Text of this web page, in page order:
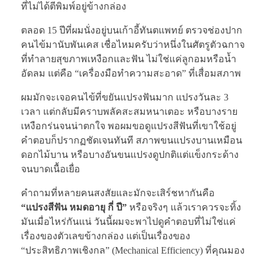
ที่ไม่ได้ตีพิมพ์อยู่ข้างกล่อง
ตลอด 15 ปีที่ผมนั่งอยู่บนเก้าอี้ทันตแพทย์ ตรวจช่องปาก
คนไข้มานับพันเคส เชื่อไหมครับว่าหนึ่งในศัตรูตัวฉกาจ
ที่ทำลายสุขภาพเหงือกและฟัน ไม่ใช่แค่ลูกอมหรือน้ำ
อัดลม แต่คือ “เครื่องมือทำความสะอาด” ที่เสื่อมสภาพ
ผมมักจะเจอคนไข้ที่ขยันแปรงฟันมาก แปรงวันละ 3
เวลา แต่กลับมีคราบพลัคสะสมหนาเตอะ หรือบางราย
เหงือกร่นจนน่าตกใจ พอผมขอดูแปรงสีฟันที่เขาใช้อยู่
คำตอบก็ปรากฏชัดเจนทันที สภาพขนแปรงบานเหมือน
ดอกไม้บาน หรือบางอันขนแปรงดูปกติแต่แข็งกระด้าง
จนบาดเนื้อเยื่อ
คำถามที่หลายคนสงสัยและมักจะเสิร์ชหากันคือ
“แปรงสีฟัน หมดอายุ กี่ ปี” หรือจริงๆ แล้วเราควรจะทิ้ง
มันเมื่อไหร่กันแน่ วันนี้ผมจะพาไปดูคำตอบที่ไม่ใช่แค่
เรื่องของตัวเลขข้างกล่อง แต่เป็นเรื่องของ
“ประสิทธิภาพเชิงกล” (Mechanical Efficiency) ที่คุณมอง